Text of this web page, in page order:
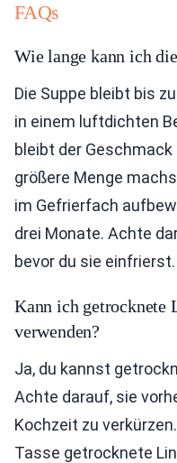
FAQs
Wie lange kann ich
Die Suppe bleibt bis
in einem luftdichten
bleibt der
größere Menge
im Gefrierfach
drei Monate. Achte
bevor du sie einfrierst.
Kann ich getrocknete
verwenden?
Ja, du kannst
Achte darauf, sie
Kochzeit zu
Tasse getrocknete